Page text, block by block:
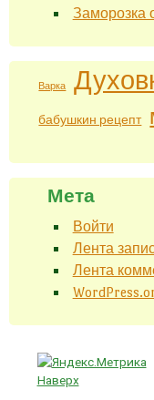
Заморозка
Варка
бабушкин рецепт
Мета
Войти
Лента
Лента
Наверх